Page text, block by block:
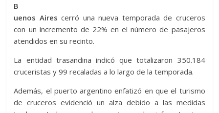
B
uenos Aires cerró una nueva temporada de cruceros
con un incremento de 22% en el número de pasajeros
atendidos en su recinto.
La entidad trasandina indicó que totalizaron 350.184
cruceristas y 99 recaladas a lo largo de la temporada.
Además, el puerto argentino enfatizó en que el turismo
de cruceros evidenció un alza debido a las medidas